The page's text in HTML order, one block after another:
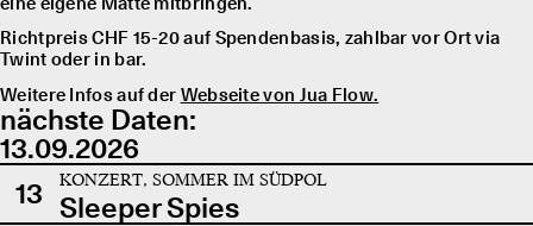
Richtpreis CHF 15-20 auf Spendenbasis, zahlbar vor Ort via
Twint oder in bar.
Weitere Infos auf der Webseite von Jua Flow.
nächste Daten:
13.09.2026
13
KONZERT, SOMMER IM SÜDPOL
Sleeper Spies